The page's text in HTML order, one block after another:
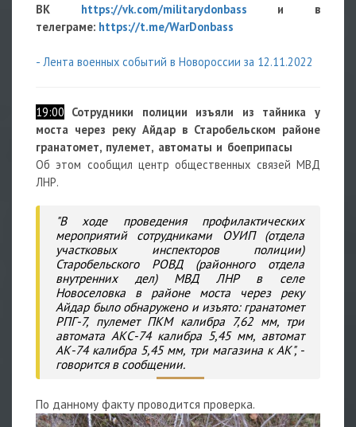
ВК https://vk.com/militarydonbass и в
телеграме: https://t.me/WarDonbass
- Лента военных событий в Новороссии за 12.11.2022
19:00 Сотрудники полиции изъяли из тайника у
моста через реку Айдар в Старобельском районе
гранатомет, пулемет, автоматы и боеприпасы
Об этом сообщил центр общественных связей МВД
ЛНР.
"В ходе проведения профилактических
мероприятий сотрудниками ОУИП (отдела
участковых инспекторов полиции)
Старобельского РОВД (районного отдела
внутренних дел) МВД ЛНР в селе
Новоселовка в районе моста через реку
Айдар было обнаружено и изъято: гранатомет
РПГ-7, пулемет ПКМ калибра 7,62 мм, три
автомата АКС-74 калибра 5,45 мм, автомат
АК-74 калибра 5,45 мм, три магазина к АК", -
говорится в сообщении.
По данному факту проводится проверка.